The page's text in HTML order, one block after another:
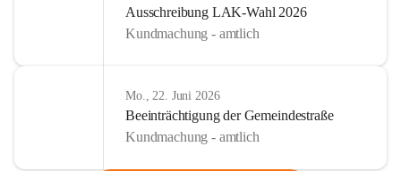
Ausschreibung LAK-Wahl 2026
Kundmachung - amtlich
Mo., 22. Juni 2026
Beeinträchtigung der Gemeindestraße
Kundmachung - amtlich